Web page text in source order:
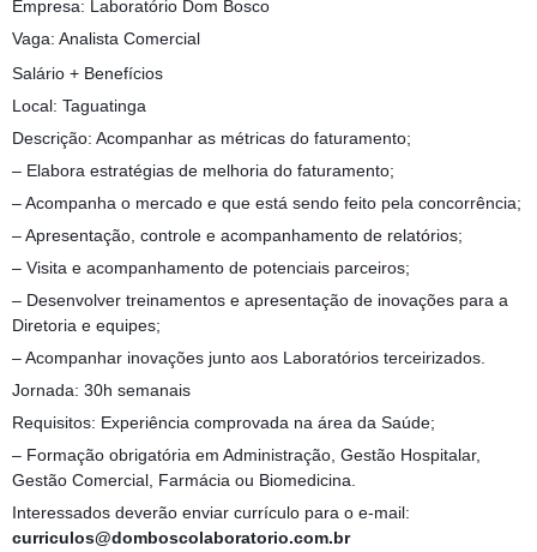
Empresa: Laboratório Dom Bosco
Vaga: Analista Comercial
Salário + Benefícios
Local: Taguatinga
Descrição: Acompanhar as métricas do faturamento;
– Elabora estratégias de melhoria do faturamento;
– Acompanha o mercado e que está sendo feito pela concorrência;
– Apresentação, controle e acompanhamento de relatórios;
– Visita e acompanhamento de potenciais parceiros;
– Desenvolver treinamentos e apresentação de inovações para a
Diretoria e equipes;
– Acompanhar inovações junto aos Laboratórios terceirizados.
Jornada: 30h semanais
Requisitos: Experiência comprovada na área da Saúde;
– Formação obrigatória em Administração, Gestão Hospitalar,
Gestão Comercial, Farmácia ou Biomedicina.
Interessados deverão enviar currículo para o e-mail:
curriculos@domboscolaboratorio.com.br